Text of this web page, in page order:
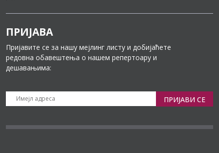
ПРИЈАВА
Пријавите се за нашу мејлинг листу и добијаћете
редовна обавештења о нашем репертоару и
дешавањима:
ПРИЈАВИ СЕ